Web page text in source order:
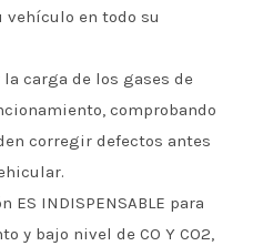
en todo su
carga de los gases de
comprobando
corregir defectos antes
ES INDISPENSABLE para
y bajo nivel de CO Y CO2,